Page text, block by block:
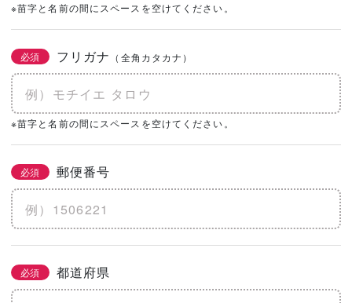
※苗字と名前の間にスペースを空けてください。
必須 フリガナ （全角カタカナ）
※苗字と名前の間にスペースを空けてください。
必須 郵便番号
必須 都道府県